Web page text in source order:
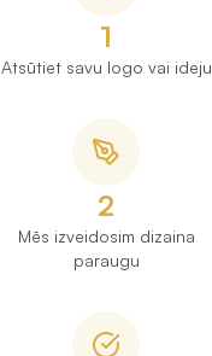
1
Atsūtiet savu logo vai ideju
2
Mēs izveidosim dizaina
paraugu